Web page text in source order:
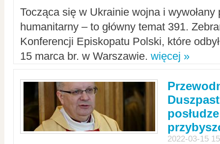
Tocząca się w Ukrainie wojna i
humanitarny – to główny temat 391.
Konferencji Episkopatu Polski, które
15 marca br. w Warszawie. więcej »
2022-03-15